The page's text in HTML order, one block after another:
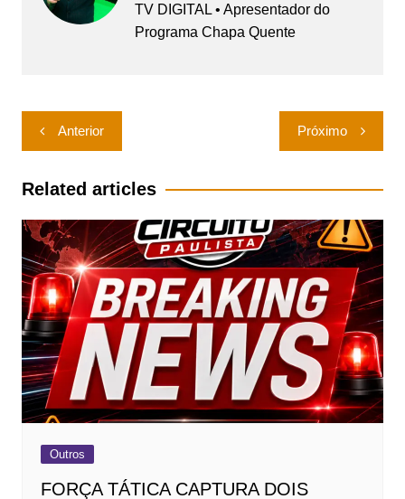
TV DIGITAL • Apresentador do
Programa Chapa Quente
Navegação
de
Post
Anterior Próximo
Related articles
Outros
FORÇA TÁTICA CAPTURA DOIS